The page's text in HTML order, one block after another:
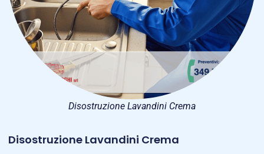
Disostruzione Lavandini Crema
Disostruzione Lavandini Crema